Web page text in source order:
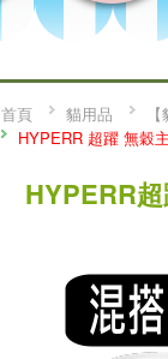
首頁 貓用品
HYPERR 超躍 無穀
HYPERR